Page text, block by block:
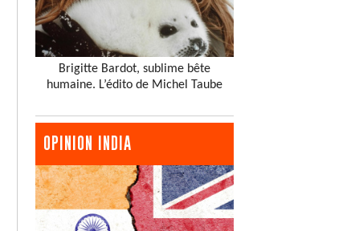
Brigitte Bardot, sublime bête
humaine. L’édito de Michel Taube
OPINION INDIA